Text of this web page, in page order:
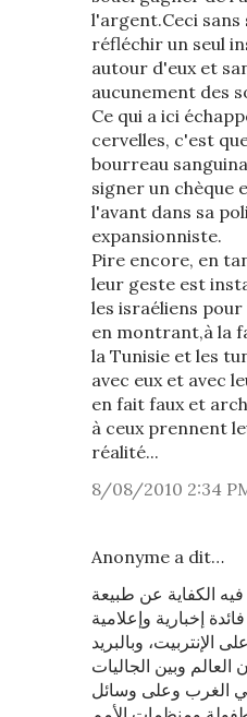
l'argent.Ceci sans
réfléchir un seul
autour d'eux et
aucunement des
Ce qui a ici
cervelles, c'est
bourreau
signer un chèque
l'avant dans sa
expansionniste.
Pire encore, en
leur geste est
les israéliens
en montrant,à la
la Tunisie et les
avec eux et avec
en fait faux et
à ceux prennent
réalité...
8/08/2010 2:34
Anonyme a dit…
الكفاية عن طبيعة
إخبارية وإعلامية
الإنتربيت، وبالبريد
وبين الجاليات
الغرب وعلى وسائل